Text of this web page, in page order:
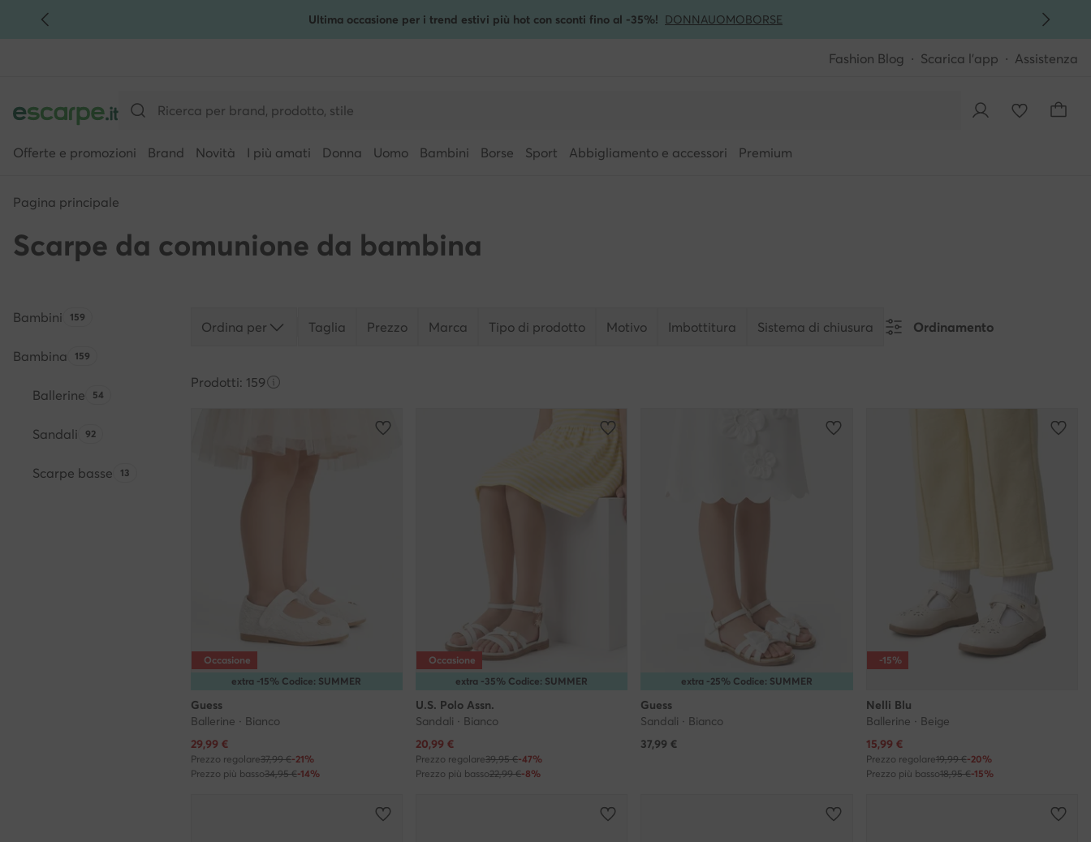
VAI AL CONTENUTO PRINCIPALE Ultima occasione per i trend estivi più hot con sconti fino al -35%! DONNAUOMOBORSE
Fashion Blog Scarica l'app Assistenza
Offerte e promozioni Brand Novità I più amati Donna Uomo Bambini Borse Sport Abbigliamento e accessori Premium
Pagina principale
Scarpe da comunione da bambina
Bambini Quantità di prodotti:
159
Bambina Quantità di prodotti:
159
Ballerine Quantità di prodotti:
54
Sandali Quantità di prodotti:
92
Scarpe basse Quantità di prodotti:
13
Ordina per Taglia Prezzo Marca Tipo di prodotto Motivo Imbottitura Sistema di chiusura Ordinamento
Prodotti: 159
extra -15% Codice: SUMMER
Occasione
Guess
Ballerine · Bianco
Prezzo attuale
29,99 €
Prezzo regolare37,99 €-21%
Prezzo più basso34,95 €-14%
extra -35% Codice: SUMMER
Occasione
U.S. Polo Assn.
Sandali · Bianco
Prezzo attuale
20,99 €
Prezzo regolare39,95 €-47%
Prezzo più basso22,99 €-8%
extra -25% Codice: SUMMER
Guess
Sandali · Bianco
37,99 €
-15%
Nelli Blu
Ballerine · Beige
Prezzo attuale
15,99 €
Prezzo regolare19,99 €-20%
Prezzo più basso18,95 €-15%